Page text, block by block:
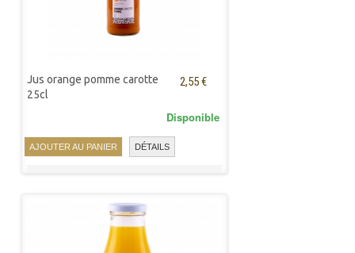
Jus orange pomme carotte
25cl
2,55 €
AJOUTER AU PANIER DÉTAILS
Disponible